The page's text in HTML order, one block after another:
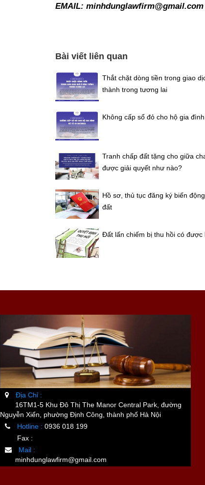
EMAIL: minhdunglawfirm@gmail.com
Bài viết liên quan
Thắt chặt dòng tiền trong giao
thành trong tương lai
Không cấp sổ đỏ cho hộ gia
Tranh chấp đất tặng cho giữa
được giải quyết như nào?
Hồ sơ, thủ tục đăng ký biến
đất
Đất lấn chiếm bị thu hồi có được
Địa Chỉ :
16TM1-5 Khu Đô Thị The Manor Central Park, đường
Nguyễn Xiển, phường Định Công, thành phố Hà Nội
Hotline : 0936 018 199
Fax :
Mail :
minhdunglawfirm@gmail.com